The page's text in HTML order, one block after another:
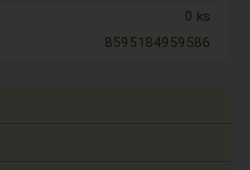
0 ks
8595184959586